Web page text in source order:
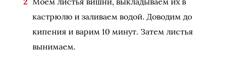
кастрюлю и заливаем водой. Доводим до
кипения и варим 10 минут. Затем листья
вынимаем.